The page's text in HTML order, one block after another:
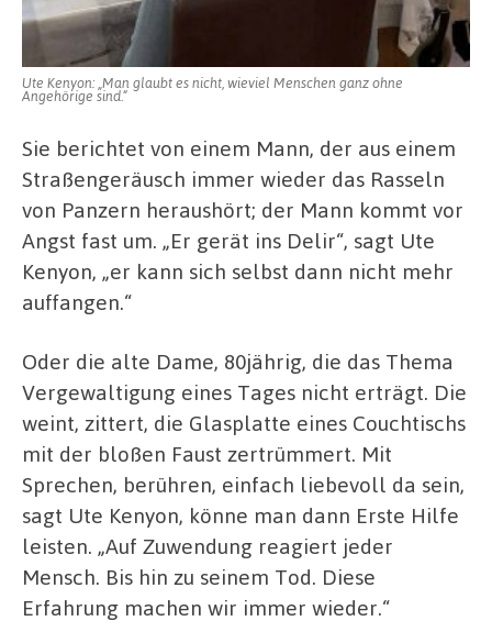
Ute Kenyon: „Man glaubt es nicht, wieviel Menschen ganz ohne
Angehörige sind.“
Sie berichtet von einem Mann, der aus einem
Straßengeräusch immer wieder das Rasseln
von Panzern heraushört; der Mann kommt vor
Angst fast um. „Er gerät ins Delir“, sagt Ute
Kenyon, „er kann sich selbst dann nicht mehr
auffangen.“
Oder die alte Dame, 80jährig, die das Thema
Vergewaltigung eines Tages nicht erträgt. Die
weint, zittert, die Glasplatte eines Couchtischs
mit der bloßen Faust zertrümmert. Mit
Sprechen, berühren, einfach liebevoll da sein,
sagt Ute Kenyon, könne man dann Erste Hilfe
leisten. „Auf Zuwendung reagiert jeder
Mensch. Bis hin zu seinem Tod. Diese
Erfahrung machen wir immer wieder.“